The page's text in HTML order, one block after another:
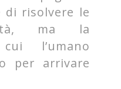
risolvere le
ma la
l’umano
per arrivare